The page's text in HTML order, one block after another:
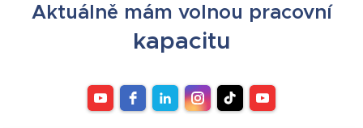
Aktuálně mám volnou pracovní
kapacitu